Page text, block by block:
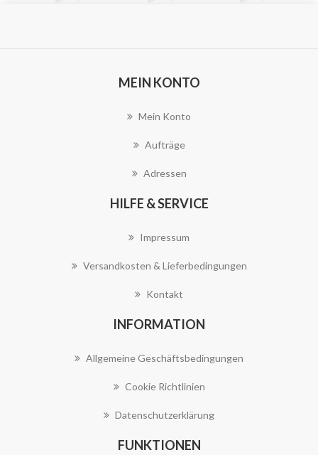
MEIN KONTO
Mein Konto
Aufträge
Adressen
HILFE & SERVICE
Impressum
Versandkosten & Lieferbedingungen
Kontakt
INFORMATION
Allgemeine Geschäftsbedingungen
Cookie Richtlinien
Datenschutzerklärung
FUNKTIONEN